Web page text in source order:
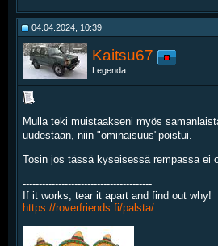
04.04.2024, 10:39
Kaitsu67
Legenda
Mulla teki muistaakseni myös
uudestaan, niin "ominaisuus"poistui.
Tosin jos tässä kyseisessä rempassa ei
----------------------------------------
If it works, tear it apart and find out why!
https://roverfriends.fi/palsta/